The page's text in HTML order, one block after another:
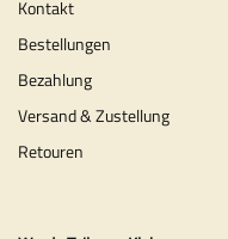
Kontakt
Bestellungen
Bezahlung
Versand & Zustellung
Retouren